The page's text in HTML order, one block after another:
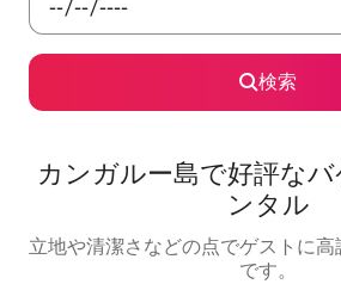
検索
カンガルー島で好評な
ンタル
立地や清潔さなどの点でゲストに
です。